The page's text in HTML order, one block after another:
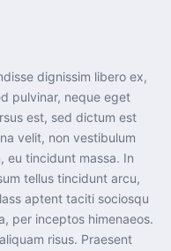
dignissim libero ex,
pulvinar, neque eget
est, sed dictum est
velit, non vestibulum
eu tincidunt massa. In
tellus tincidunt arcu,
aptent taciti sociosqu
per inceptos himenaeos.
risus. Praesent